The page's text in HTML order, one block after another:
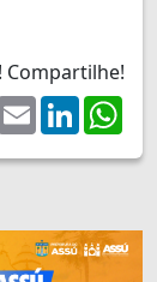
Compartilhe!
EmailLinkedIn